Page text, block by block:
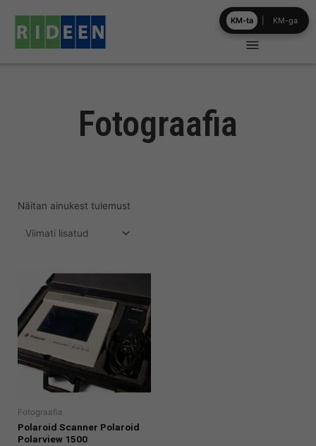
content
Fotograafia
Näitan ainukest tulemust
Fotograafia
Polaroid Scanner Polaroid
Polarview 1500
KM-ta KM-ga